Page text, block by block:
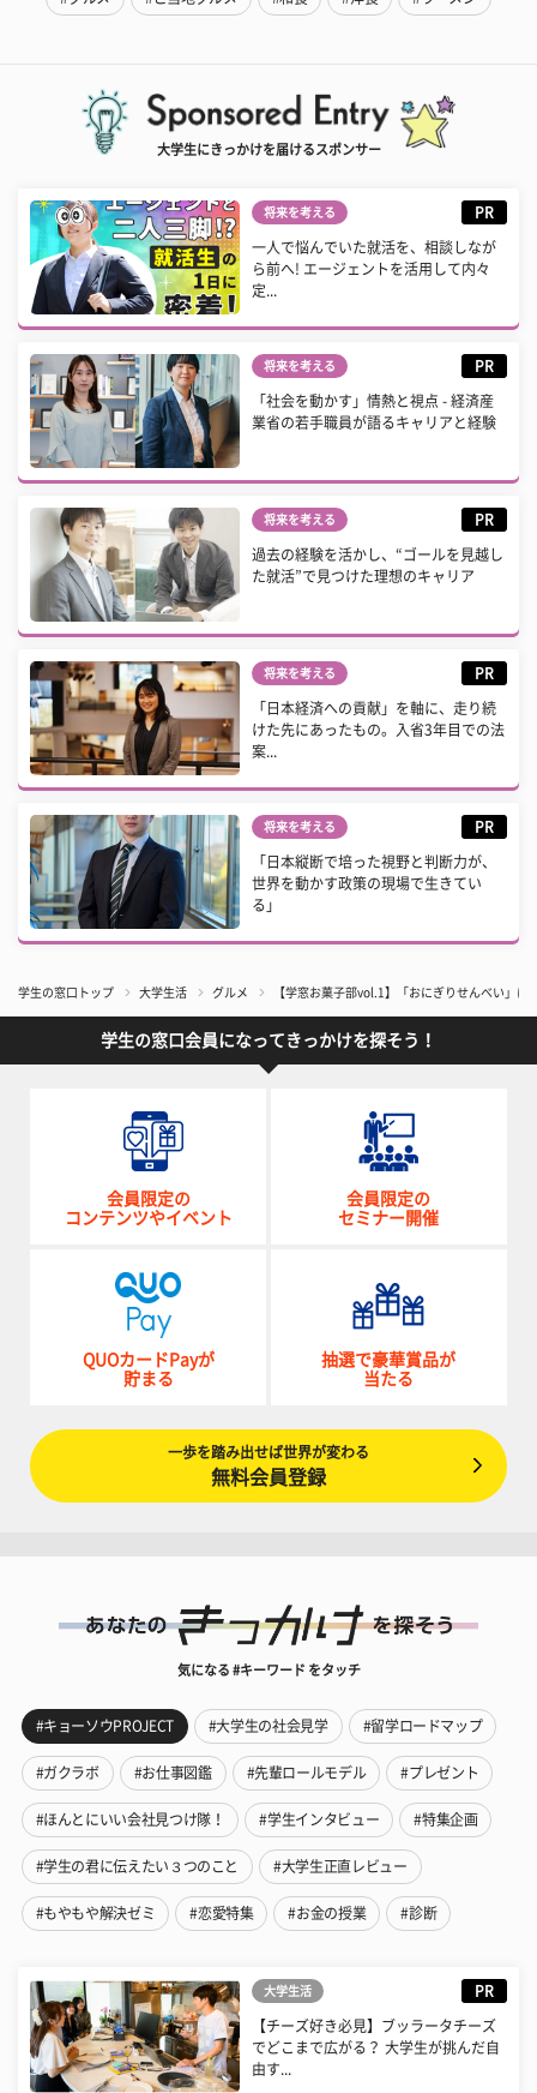
大学生にきっかけを届けるスポンサー
将来を考える PR
一人で悩んでいた就活を、相談しなが
ら前へ! エージェントを活用して内々
定...
将来を考える PR
「社会を動かす」情熱と視点 - 経済産
業省の若手職員が語るキャリアと経験
将来を考える PR
過去の経験を活かし、“ゴールを見越し
た就活”で見つけた理想のキャリア
将来を考える PR
「日本経済への貢献」を軸に、走り続
けた先にあったもの。入省3年目での法
案...
将来を考える PR
「日本縦断で培った視野と判断力が、
世界を動かす政策の現場で生きてい
る」
学生の窓口トップ 大学生活 グルメ 【学窓お菓子部vol.1】「おにぎりせんべい」
学生の窓口会員になってきっかけを探そう！
会員限定の
コンテンツやイベント
会員限定の
セミナー開催
QUOカードPayが
貯まる
抽選で豪華賞品が
当たる
一歩を踏み出せば世界が変わる
無料会員登録
気になる #キーワード をタッチ
#キョーソウPROJECT #大学生の社会見学 #留学ロードマップ
#ガクラボ #お仕事図鑑 #先輩ロールモデル #プレゼント
#ほんとにいい会社見つけ隊！ #学生インタビュー #特集企画
#学生の君に伝えたい３つのこと #大学生正直レビュー
#もやもや解決ゼミ #恋愛特集 #お金の授業 #診断
大学生活 PR
【チーズ好き必見】ブッラータチーズ
でどこまで広がる？ 大学生が挑んだ自
由す...